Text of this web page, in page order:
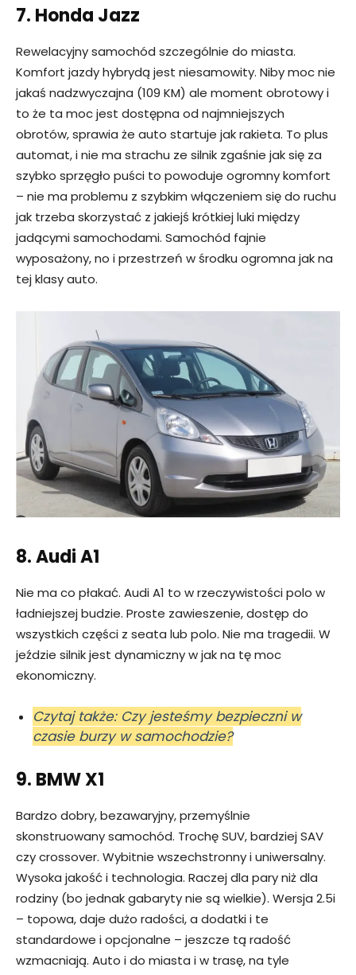
7. Honda Jazz
Rewelacyjny samochód szczególnie do miasta.
Komfort jazdy hybrydą jest niesamowity. Niby moc nie
jakaś nadzwyczajna (109 KM) ale moment obrotowy i
to że ta moc jest dostępna od najmniejszych
obrotów, sprawia że auto startuje jak rakieta. To plus
automat, i nie ma strachu ze silnik zgaśnie jak się za
szybko sprzęgło puści to powoduje ogromny komfort
– nie ma problemu z szybkim włączeniem się do ruchu
jak trzeba skorzystać z jakiejś krótkiej luki między
jadącymi samochodami. Samochód fajnie
wyposażony, no i przestrzeń w środku ogromna jak na
tej klasy auto.
8. Audi A1
Nie ma co płakać. Audi A1 to w rzeczywistości polo w
ładniejszej budzie. Proste zawieszenie, dostęp do
wszystkich części z seata lub polo. Nie ma tragedii. W
jeździe silnik jest dynamiczny w jak na tę moc
ekonomiczny.
Czytaj także: Czy jesteśmy bezpieczni w
czasie burzy w samochodzie?
9. BMW X1
Bardzo dobry, bezawaryjny, przemyślnie
skonstruowany samochód. Trochę SUV, bardziej SAV
czy crossover. Wybitnie wszechstronny i uniwersalny.
Wysoka jakość i technologia. Raczej dla pary niż dla
rodziny (bo jednak gabaryty nie są wielkie). Wersja 2.5i
– topowa, daje dużo radości, a dodatki i te
standardowe i opcjonalne – jeszcze tą radość
wzmacniają. Auto i do miasta i w trasę, na tyle